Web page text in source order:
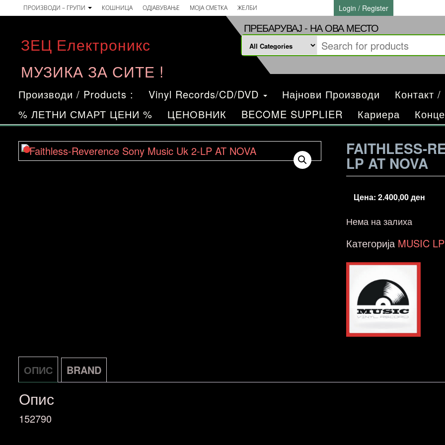
to
content
ПРОИЗВОДИ – ГРУПИ КОШНИЦА ОДЈАВУВАЊЕ МОЈА СМЕТКА ЖЕЛБИ Login / Register
ЗЕЦ Електроникс
МУЗИКА ЗА СИТЕ !
ПРЕБАРУВАЈ - НА ОВА МЕСТО
Производи / Products : Vinyl Records/CD/DVD Најнови Производи
Контакт
% ЛЕТНИ СМАРТ ЦЕНИ %
ЦЕНОВНИК BECOME SUPPLIER Кариера
FAITHLESS-
LP AT NOVA
Цена:2.400,00ден
Нема на залиха
Категорија MUSIC
ОПИС BRAND
Опис
152790